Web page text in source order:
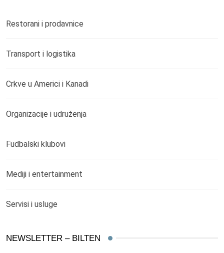
Restorani i prodavnice
Transport i logistika
Crkve u Americi i Kanadi
Organizacije i udruženja
Fudbalski klubovi
Mediji i entertainment
Servisi i usluge
NEWSLETTER – BILTEN